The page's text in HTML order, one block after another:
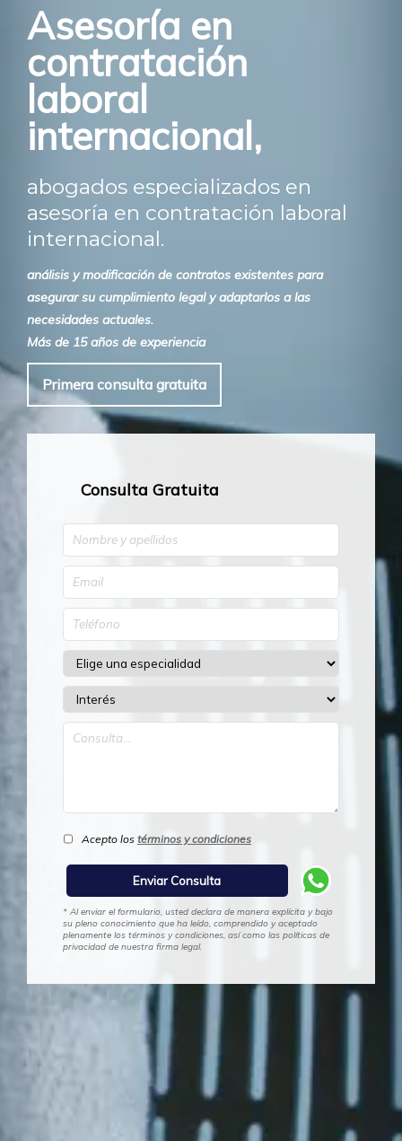
Asesoría en
contratación
laboral
internacional,
abogados especializados en
asesoría en contratación laboral
internacional.
análisis y modificación de contratos existentes para
asegurar su cumplimiento legal y adaptarlos a las
necesidades actuales.
Más de 15 años de experiencia
Primera consulta gratuita
Consulta Gratuita
Acepto los términos y condiciones
* Al enviar el formulario, usted declara de manera explícita y bajo
su pleno conocimiento que ha leído, comprendido y aceptado
plenamente los términos y condiciones, así como las políticas de
privacidad de nuestra firma legal.